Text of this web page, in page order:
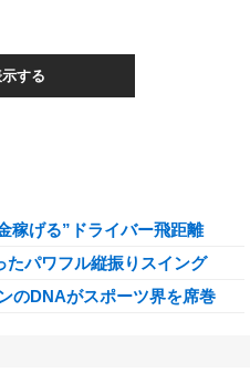
する
稼げる”ドライバー飛距離
たパワフル縦振りスイング
のDNAがスポーツ界を席巻